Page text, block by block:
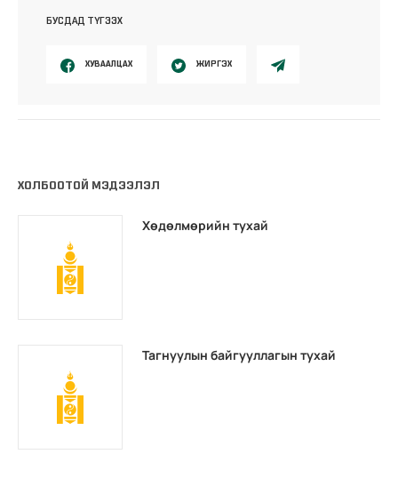
БУСДАД ТҮГЭЭХ
ХУВААЛЦАХ ЖИРГЭХ
ХОЛБООТОЙ МЭДЭЭЛЭЛ
Хөдөлмөрийн тухай
Тагнуулын байгууллагын тухай